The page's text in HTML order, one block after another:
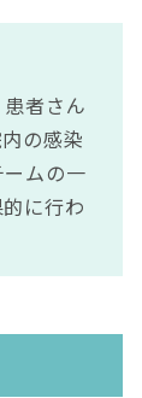
者さん
の感染
ムの一
に行わ